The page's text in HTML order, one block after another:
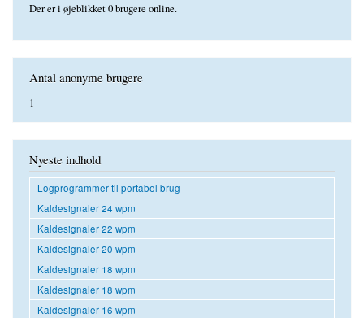
Der er i øjeblikket 0 brugere online.
Antal anonyme brugere
1
Nyeste indhold
Logprogrammer til portabel brug
Kaldesignaler 24 wpm
Kaldesignaler 22 wpm
Kaldesignaler 20 wpm
Kaldesignaler 18 wpm
Kaldesignaler 18 wpm
Kaldesignaler 16 wpm